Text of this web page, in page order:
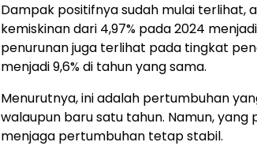
Dampak positifnya sudah mulai terlihat,
kemiskinan dari 4,97% pada 2024
penurunan juga terlihat pada tingkat
menjadi 9,6% di tahun yang sama.
Menurutnya, ini adalah pertumbuhan
walaupun baru satu tahun. Namun,
menjaga pertumbuhan tetap stabil.